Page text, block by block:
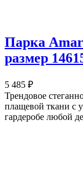
Парка
размер
5 485 ₽
Трендовое
плащевой ткани c
гардеробе любой